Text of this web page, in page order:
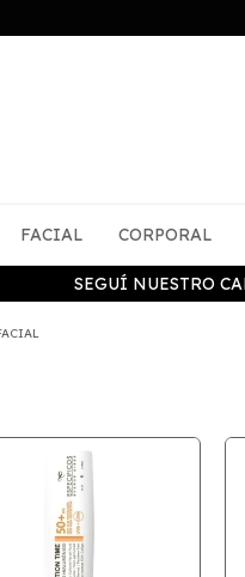
SEGUÍ NUESTRO
FACIAL CORPORAL